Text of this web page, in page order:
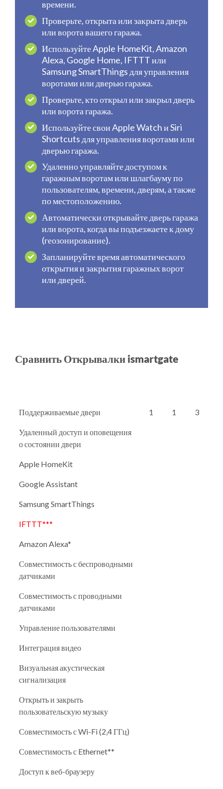
времени.
Проверьте, открыта или закрыта дверь
или ворота вашего гаража.
Используйте Apple HomeKit, Amazon
Alexa, Google Home, IFTTT или
Samsung SmartThings для управления
воротами или дверью гаража.
Проверьте, кто открыл или закрыл дверь
или ворота гаража.
Используйте свои Apple Watch и Siri
Shortcuts для управления воротами или
дверью гаража.
Удаленно управляйте доступом к
гаражным воротам или шлагбауму по
пользователям, времени, дверям, а также
по местоположению.
Автоматически открывайте дверь гаража
или ворота, когда вы подъезжаете к дому
(геозонирование).
Запланируйте время автоматического
открытия и закрытия гаражных ворот
или дверей.
Сравнить Открывалки ismartgate
Поддерживаемые двери 1 1 3
Удаленный доступ и оповещения
о состоянии двери
Apple HomeKit
Google Assistant
Samsung SmartThings
IFTTT***
Amazon Alexa*
Совместимость с беспроводными
датчиками
Совместимость с проводными
датчиками
Управление пользователями
Интеграция видео
Визуальная акустическая
сигнализация
Открыть и закрыть
пользовательскую музыку
Совместимость с Wi-Fi (2,4 ГГц)
Совместимость с Ethernet**
Доступ к веб-браузеру